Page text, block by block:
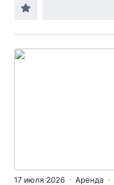
17 июля 2026 Аренда